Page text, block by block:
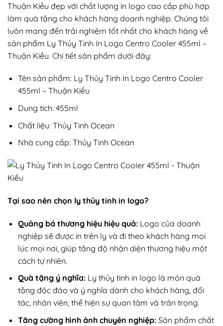
Thuận Kiều đẹp với chất lượng in logo cao cấp phù hợp
làm quà tặng cho khách hàng doanh nghiệp. Chúng tôi
luôn mang đến trải nghiệm tốt nhất cho khách hàng về
sản phẩm Ly Thủy Tinh In Logo Centro Cooler 455ml –
Thuận Kiều. Chi tiết sản phẩm dưới đây:
Tên sản phẩm: Ly Thủy Tinh In Logo Centro Cooler
455ml – Thuận Kiều
Dung tích: 455ml
Chất liệu: Thủy Tinh Ocean
Nhà cung cấp: Thủy Tinh Ocean
Tại sao nên chọn ly thủy tinh in logo?
Quảng bá thương hiệu hiệu quả:Logo của doanh
nghiệp sẽ được in trên ly và đi theo khách hàng mọi
lúc mọi nơi, giúp tăng độ nhận diện thương hiệu một
cách tự nhiên.
Quà tặng ý nghĩa:Ly thủy tinh in logo là món quà
tặng độc đáo và ý nghĩa dành cho khách hàng, đối
tác, nhân viên, thể hiện sự quan tâm và trân trọng.
Tăng cường hình ảnh chuyên nghiệp:Sản phẩm chất